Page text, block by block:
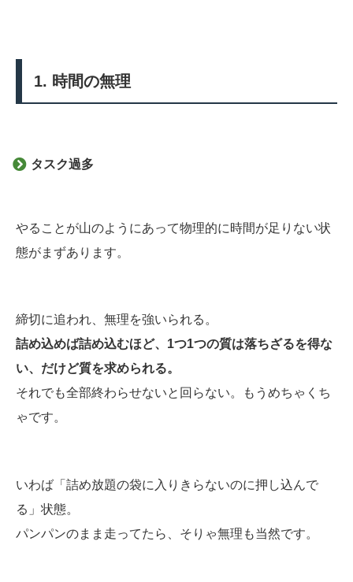
1. 時間の無理
タスク過多
やることが山のようにあって物理的に時間が足りない状
態がまずあります。
締切に追われ、無理を強いられる。
詰め込めば詰め込むほど、1つ1つの質は落ちざるを得な
い、だけど質を求められる。
それでも全部終わらせないと回らない。もうめちゃくち
ゃです。
いわば「詰め放題の袋に入りきらないのに押し込んで
る」状態。
パンパンのまま走ってたら、そりゃ無理も当然です。